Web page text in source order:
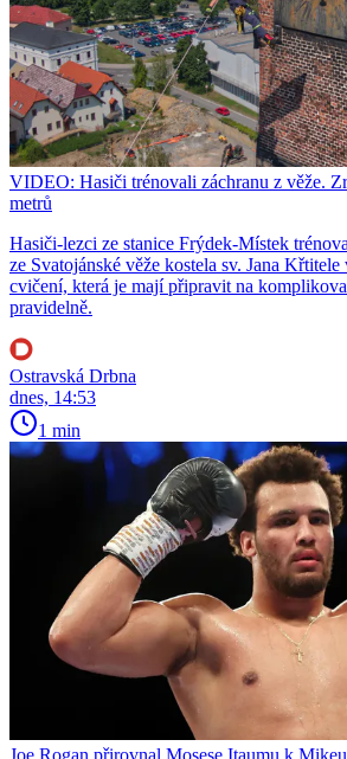
VIDEO: Hasiči trénovali záchranu z věže.
metrů
Hasiči-lezci ze stanice Frýdek-Místek
ze Svatojánské věže kostela sv. Jana
cvičení, která je mají připravit na
pravidelně.
Ostravská Drbna
dnes, 14:53
1 min
Joe Rogan přirovnal Mosese Itaumu k